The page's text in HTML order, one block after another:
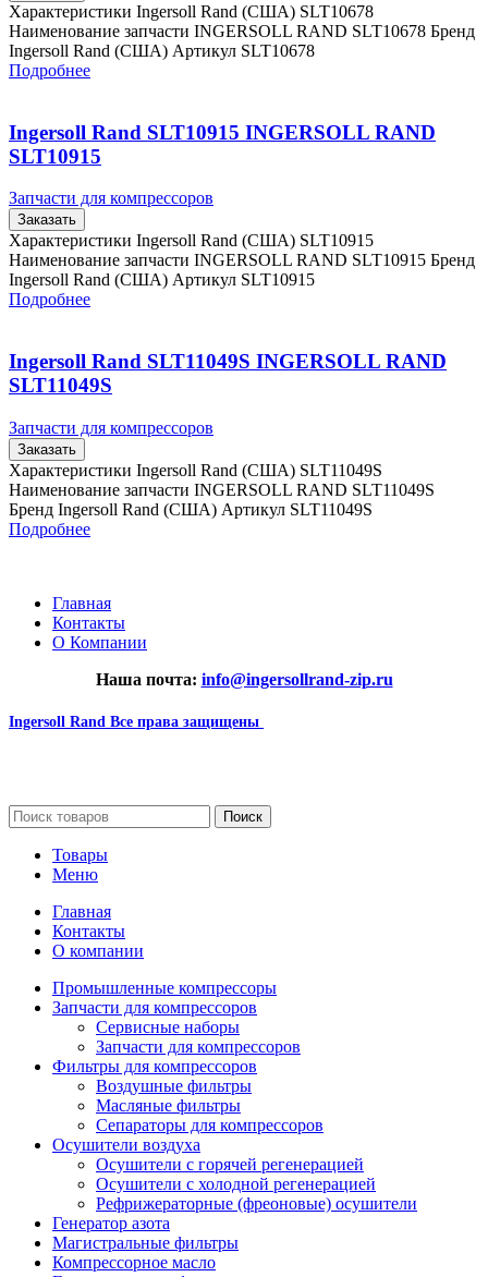
Характеристики Ingersoll Rand (США) SLT10678
Наименование запчасти INGERSOLL RAND SLT10678 Бренд
Ingersoll Rand (США) Артикул SLT10678
Подробнее
Ingersoll Rand SLT10915 INGERSOLL RAND
SLT10915
Запчасти для компрессоров
Заказать
Характеристики Ingersoll Rand (США) SLT10915
Наименование запчасти INGERSOLL RAND SLT10915 Бренд
Ingersoll Rand (США) Артикул SLT10915
Подробнее
Ingersoll Rand SLT11049S INGERSOLL RAND
SLT11049S
Запчасти для компрессоров
Заказать
Характеристики Ingersoll Rand (США) SLT11049S
Наименование запчасти INGERSOLL RAND SLT11049S
Бренд Ingersoll Rand (США) Артикул SLT11049S
Подробнее
Главная
Контакты
О Компании
Наша почта: info@ingersollrand-zip.ru
Ingersoll Rand Все права защищены
Поиск
Товары
Меню
Главная
Контакты
О компании
Промышленные компрессоры
Запчасти для компрессоров
Сервисные наборы
Запчасти для компрессоров
Фильтры для компрессоров
Воздушные фильтры
Масляные фильтры
Сепараторы для компрессоров
Осушители воздуха
Осушители с горячей регенерацией
Осушители с холодной регенерацией
Рефрижераторные (фреоновые) осушители
Генератор азота
Магистральные фильтры
Компрессорное масло